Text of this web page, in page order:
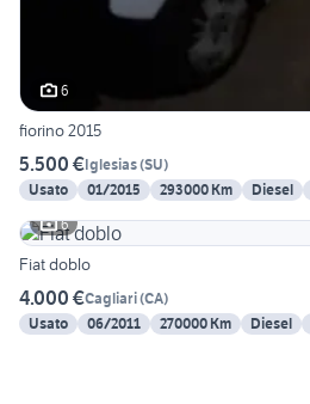
6
fiorino 2015
5.500 €Iglesias(SU)
Usato
01/2015 293000 Km Diesel
6
Fiat doblo
4.000 €Cagliari(CA)
Usato
06/2011 270000 Km Diesel